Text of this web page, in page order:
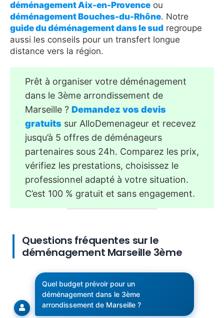
déménagement Aix-en-Provence ou
déménagement Bouches-du-Rhône. Notre
guide du déménagement dans le sud regroupe
aussi les conseils pour un transfert longue
distance vers la région.
Prêt à organiser votre déménagement
dans le 3ème arrondissement de
Marseille ? Demandez vos devis
gratuits sur AlloDemenageur et recevez
jusqu’à 5 offres de déménageurs
partenaires sous 24h. Comparez les prix,
vérifiez les prestations, choisissez le
professionnel adapté à votre situation.
C’est 100 % gratuit et sans engagement.
Questions fréquentes sur le
déménagement Marseille 3ème
Quel budget prévoir pour un
déménagement dans le 3ème
arrondissement de Marseille ?